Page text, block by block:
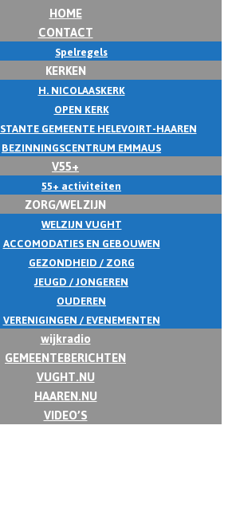
HOME
CONTACT
Spelregels
KERKEN
H. NICOLAASKERK
OPEN KERK
GEMEENTE HELEVOIRT-HAAREN
BEZINNINGSCENTRUM EMMAUS
V55+
55+ activiteiten
ZORG/WELZIJN
WELZIJN VUGHT
ACCOMODATIES EN GEBOUWEN
GEZONDHEID / ZORG
JEUGD / JONGEREN
OUDEREN
VERENIGINGEN / EVENEMENTEN
wijkradio
GEMEENTEBERICHTEN
VUGHT.NU
HAAREN.NU
VIDEO’S